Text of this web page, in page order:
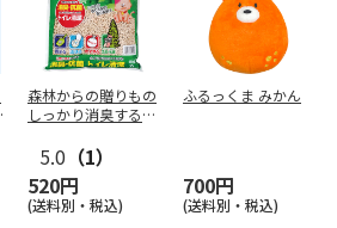
森林からの贈りもの
しっかり消臭するひ
5.0 （1）
520円
(送料別・税込)
ふるっくま みかん
700円
(送料別・税込)